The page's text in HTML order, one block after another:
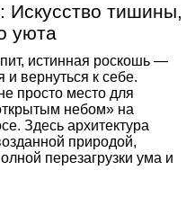
Искусство тишины,
уюта
истинная роскошь —
и вернуться к себе.
просто место для
небом» на
Здесь архитектура
природой,
перезагрузки ума и